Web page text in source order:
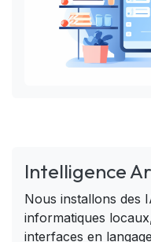
Intelligence
Nous installons des
informatiques
interfaces en